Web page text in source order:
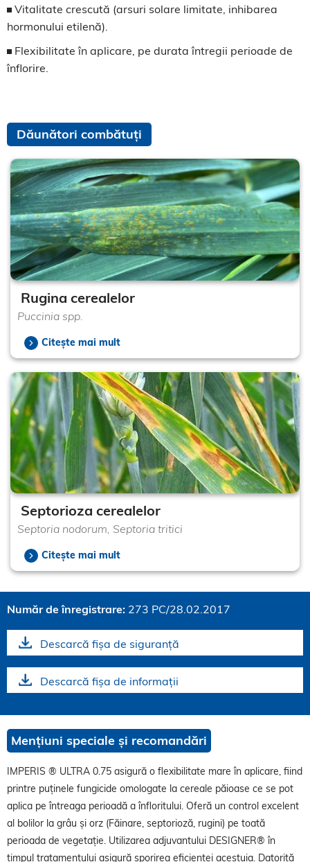
Vitalitate crescută (arsuri solare limitate, inhibarea
hormonului etilenă).
Flexibilitate în aplicare, pe durata întregii perioade de
înflorire.
Dăunători combătuți
Rugina cerealelor
Puccinia spp.
Citește mai mult
Septorioza cerealelor
Septoria nodorum, Septoria tritici
Citește mai mult
Număr de înregistrare: 273 PC/28.02.2017
Descarcă fișa de siguranță
Descarcă fișa de informații
Mențiuni speciale și recomandări
IMPERIS ® ULTRA 0.75 asigură o flexibilitate mare în aplicare, fiind
printre puținele fungicide omologate la cereale păioase ce se pot
aplica pe întreaga perioadă a înfloritului. Oferă un control excelent
al bolilor la grâu și orz (Făinare, septorioză, rugini) pe toată
perioada de vegetație. Utilizarea adjuvantului DESIGNER® în
timpul tratamentului asigură sporirea eficienței acestuia. Datorită